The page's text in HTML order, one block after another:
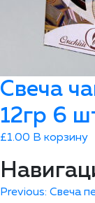
Свеча
12гр 6
£1.00 В корзину
Previous: Свеча